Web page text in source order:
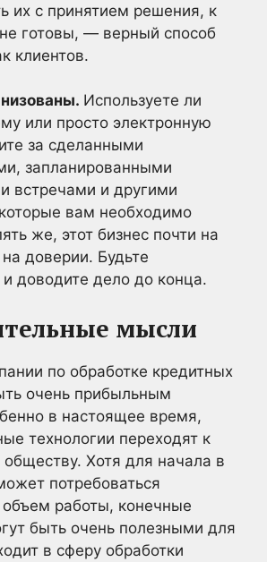
их с принятием решения, к
готовы, — верный способ
клиентов.
Используете ли
или просто электронную
за сделанными
запланированными
встречами и другими
вам необходимо
же, этот бизнес почти на
доверии. Будьте
доводите дело до конца.
мысли
по обработке кредитных
очень прибыльным
в настоящее время,
технологии переходят к
Хотя для начала в
потребоваться
объем работы, конечные
быть очень полезными для
в сферу обработки